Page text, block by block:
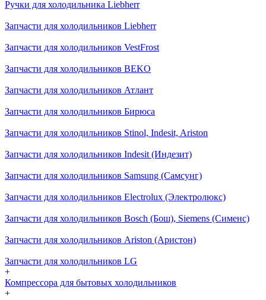
Ручки для холодильника Liebherr
Запчасти для холодильников Liebherr
Запчасти для холодильников VestFrost
Запчасти для холодильников BEKO
Запчасти для холодильников Атлант
Запчасти для холодильников Бирюса
Запчасти для холодильников Stinol, Indesit, Ariston
Запчасти для холодильников Indesit (Индезит)
Запчасти для холодильников Samsung (Самсунг)
Запчасти для холодильников Electrolux (Электролюкс)
Запчасти для холодильников Bosch (Бош), Siemens (Сименс)
Запчасти для холодильников Ariston (Аристон)
Запчасти для холодильников LG
+
Компрессора для бытовых холодильников
+